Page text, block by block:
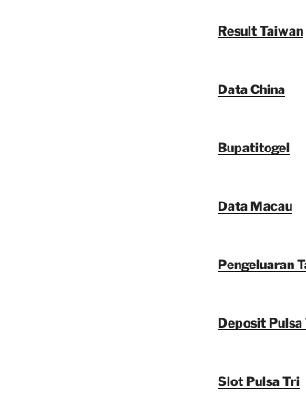
Result Taiwan
Data China
Bupatitogel
Data Macau
Pengeluaran
Deposit Pulsa
Slot Pulsa Tri